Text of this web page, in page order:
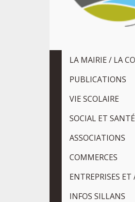
LA MAIRIE / LA
PUBLICATIONS
VIE SCOLAIRE
SOCIAL ET SANTÉ
ASSOCIATIONS
COMMERCES
ENTREPRISES ET
INFOS SILLANS